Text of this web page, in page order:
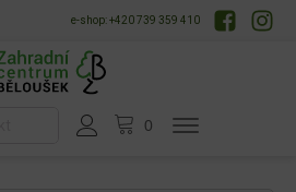
e-shop: +420 739 359 410